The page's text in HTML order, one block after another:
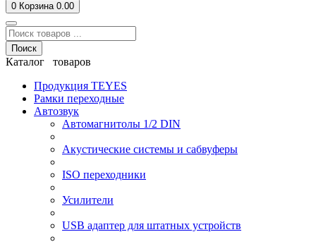
0 Корзина 0.00
Поиск
Каталог товаров
Продукция TEYES
Рамки переходные
Автозвук
Автомагнитолы 1/2 DIN
Акустические системы и сабвуферы
ISO переходники
Усилители
USB адаптер для штатных устройств